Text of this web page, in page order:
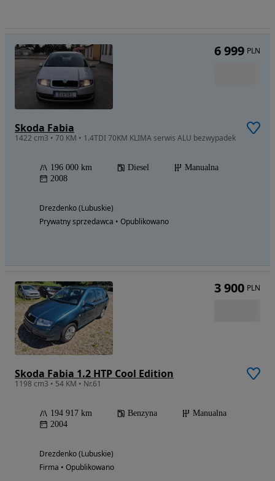
Skoda Fabia
1422 cm3 • 70 KM • 1.4TDI 70KM KLIMA serwis ALU bezwypadek
196 000 km Diesel
Manualna
2008
Drezdenko (Lubuskie)
Prywatny sprzedawca • Opublikowano
6 999 PLN
Skoda Fabia 1.2 HTP Cool Edition
1198 cm3 • 54 KM • Nr.61
194 917 km Benzyna
Manualna
2004
Drezdenko (Lubuskie)
Firma • Opublikowano
3 900 PLN